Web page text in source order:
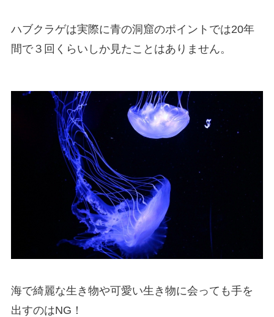
ハブクラゲは実際に青の洞窟のポイントでは20年
間で３回くらいしか見たことはありません。
海で綺麗な生き物や可愛い生き物に会っても手を
出すのはNG！